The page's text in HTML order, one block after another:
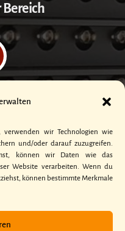
wir Technologien wie
und/oder darauf zuzugreifen.
können wir Daten wie das
Website verarbeiten. Wenn du
können bestimmte Merkmale
Bereich